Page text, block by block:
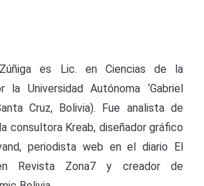
es Lic. en Ciencias de la
la Universidad Autónoma ‘Gabriel
Cruz, Bolivia). Fue analista de
consultora Kreab, diseñador gráfico
periodista web en el diario El
Revista Zona7 y creador de